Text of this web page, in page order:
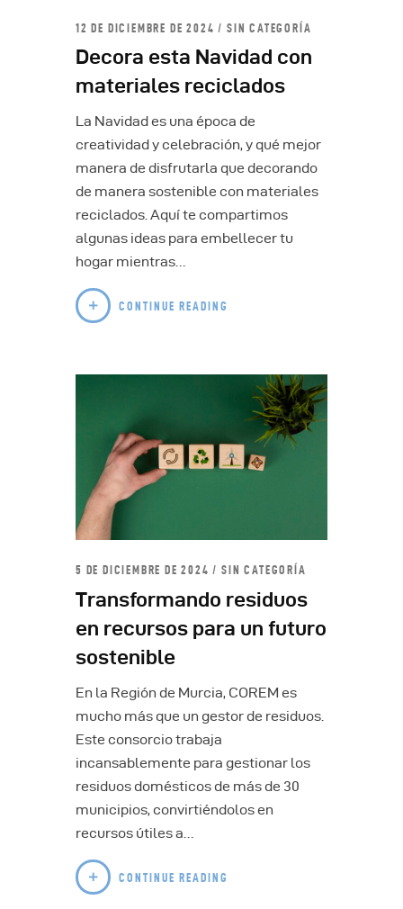
12 DE DICIEMBRE DE 2024 SIN CATEGORÍA
Decora esta Navidad con
materiales reciclados
La Navidad es una época de
creatividad y celebración, y qué mejor
manera de disfrutarla que decorando
de manera sostenible con materiales
reciclados. Aquí te compartimos
algunas ideas para embellecer tu
hogar mientras…
CONTINUE READING
5 DE DICIEMBRE DE 2024 SIN CATEGORÍA
Transformando residuos
en recursos para un futuro
sostenible
En la Región de Murcia, COREM es
mucho más que un gestor de residuos.
Este consorcio trabaja
incansablemente para gestionar los
residuos domésticos de más de 30
municipios, convirtiéndolos en
recursos útiles a…
CONTINUE READING